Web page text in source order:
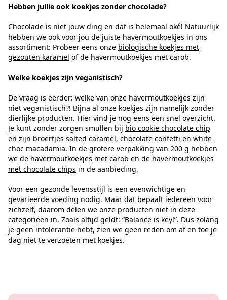
Hebben jullie ook koekjes zonder chocolade?
Chocolade is niet jouw ding en dat is helemaal oké! Natuurlijk
hebben we ook voor jou de juiste havermoutkoekjes in ons
assortiment: Probeer eens onze biologische koekjes met
gezouten karamel of de havermoutkoekjes met carob.
Welke koekjes zijn veganistisch?
De vraag is eerder: welke van onze havermoutkoekjes zijn
niet veganistisch?! Bijna al onze koekjes zijn namelijk zonder
dierlijke producten. Hier vind je nog eens een snel overzicht.
Je kunt zonder zorgen smullen bij bio cookie chocolate chip
en zijn broertjes salted caramel, chocolate confetti en white
choc macadamia. In de grotere verpakking van 200 g hebben
we de havermoutkoekjes met carob en de havermoutkoekjes
met chocolate chips in de aanbieding.
Voor een gezonde levensstijl is een evenwichtige en
gevarieerde voeding nodig. Maar dat bepaalt iedereen voor
zichzelf, daarom delen we onze producten niet in deze
categorieën in. Zoals altijd geldt: “Balance is key!”. Dus zolang
je geen intolerantie hebt, zien we geen reden om af en toe je
dag niet te verzoeten met koekjes.